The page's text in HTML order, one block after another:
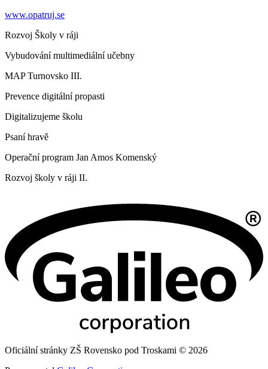
www.opatruj.se
Rozvoj Školy v ráji
Vybudování multimediální učebny
MAP Turnovsko III.
Prevence digitální propasti
Digitalizujeme školu
Psaní hravě
Operační program Jan Amos Komenský
Rozvoj školy v ráji II.
Oficiální stránky ZŠ Rovensko pod Troskami © 2026